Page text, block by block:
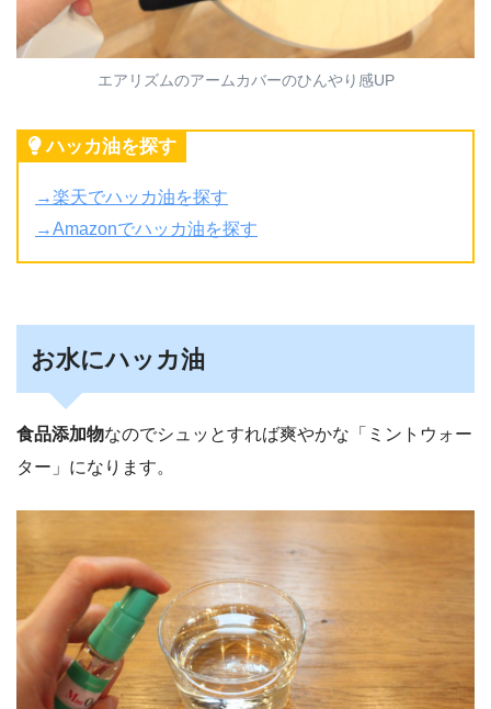
エアリズムのアームカバーのひんやり感UP
ハッカ油を探す
→楽天でハッカ油を探す
→Amazonでハッカ油を探す
お水にハッカ油
食品添加物なのでシュッとすれば爽やかな「ミントウォー
ター」になります。